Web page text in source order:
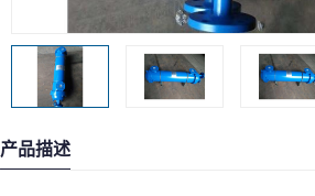
产品描述